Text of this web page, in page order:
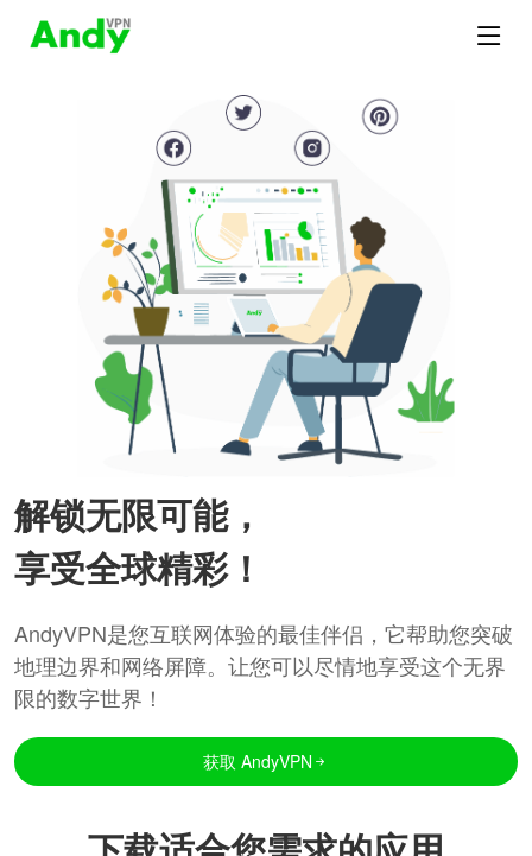
解锁无限可能，
享受全球精彩！
AndyVPN是您互联网体验的最佳伴侣，它帮助您突破
地理边界和网络屏障。让您可以尽情地享受这个无界
限的数字世界！
获取 AndyVPN